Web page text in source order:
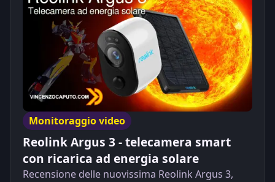
Monitoraggio video
Reolink Argus 3 - telecamera smart
con ricarica ad energia solare
Recensione delle nuovissima Reolink Argus 3,